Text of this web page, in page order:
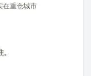
在重仓城市